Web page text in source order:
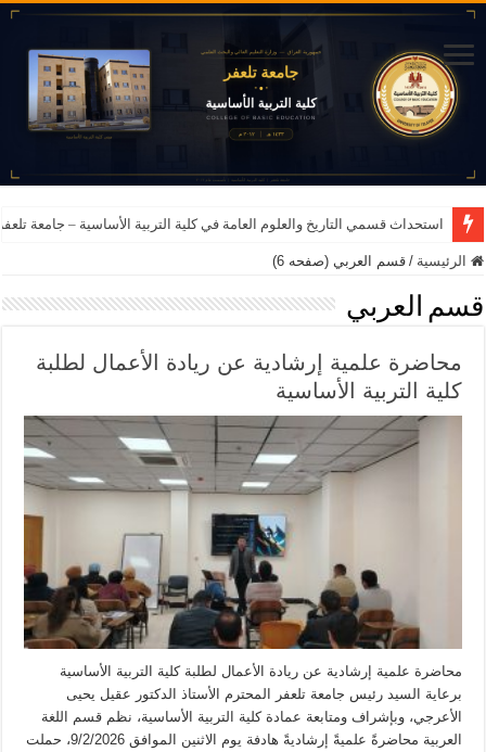
استحداث قسمي التاريخ والعلوم العامة في كلية التربية الأساسية – جامعة تلعفر للعام
الرئيسية / قسم العربي (صفحه 6)
قسم العربي
محاضرة علمية إرشادية عن ريادة الأعمال لطلبة
كلية التربية الأساسية
محاضرة علمية إرشادية عن ريادة الأعمال لطلبة كلية التربية الأساسية
برعاية السيد رئيس جامعة تلعفر المحترم الأستاذ الدكتور عقيل يحيى
الأعرجي، وبإشراف ومتابعة عمادة كلية التربية الأساسية، نظم قسم اللغة
العربية محاضرةً علميةً إرشاديةً هادفة يوم الاثنين الموافق 9/2/2026، حملت